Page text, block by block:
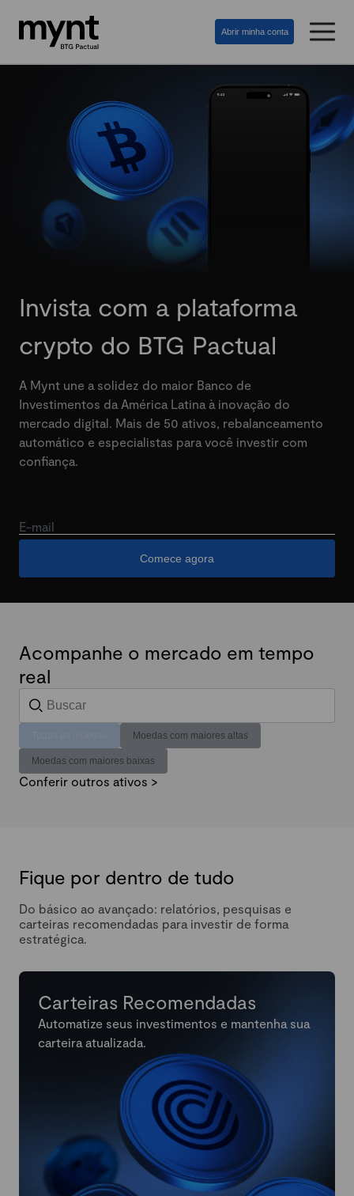
Abrir minha conta
Invista com a plataforma
crypto do BTG Pactual
A Mynt une a solidez do maior Banco de
Investimentos da América Latina à inovação do
mercado digital. Mais de 50 ativos, rebalanceamento
automático e especialistas para você investir com
confiança.
E-mail
Comece agora
Acompanhe o mercado em tempo
real
Moedas com maiores altas
Moedas com maiores baixas
Conferir outros ativos >
Fique por dentro de tudo
Do básico ao avançado: relatórios, pesquisas e
carteiras recomendadas para investir de forma
estratégica.
Carteiras Recomendadas
Automatize seus investimentos e mantenha sua
carteira atualizada.